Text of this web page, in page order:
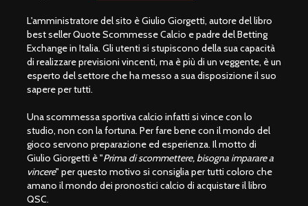
L'amministratore del sito è Giulio Giorgetti, autore del libro
best seller Quote Scommesse Calcio e padre del Betting
Exchange in Italia. Gli utenti si stupiscono della sua capacità
di realizzare previsioni vincenti, ma è più di un veggente, è un
esperto del settore che ha messo a sua disposizione il suo
sapere per tutti.
Una scommessa sportiva calcio infatti si vince con lo
studio, non con la fortuna. Per fare bene con il mondo del
gioco servono preparazione ed esperienza. Il motto di
Giulio Giorgetti è "Prima di scommettere, bisogna imparare a
vincere" per questo motivo si consiglia per tutti coloro che
amano il mondo dei pronostici calcio di acquistare il libro
QSC.